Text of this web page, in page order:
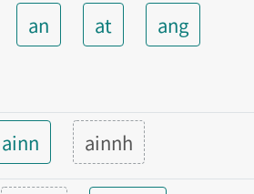
an at
ang
ainn ainnh